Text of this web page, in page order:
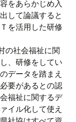
をあらかじめ入
して論議すると
を活用した研修
の社会福祉に関
、研修をしてい
データを踏まえ
要があるとの認
福祉に関するデ
イル化して使え